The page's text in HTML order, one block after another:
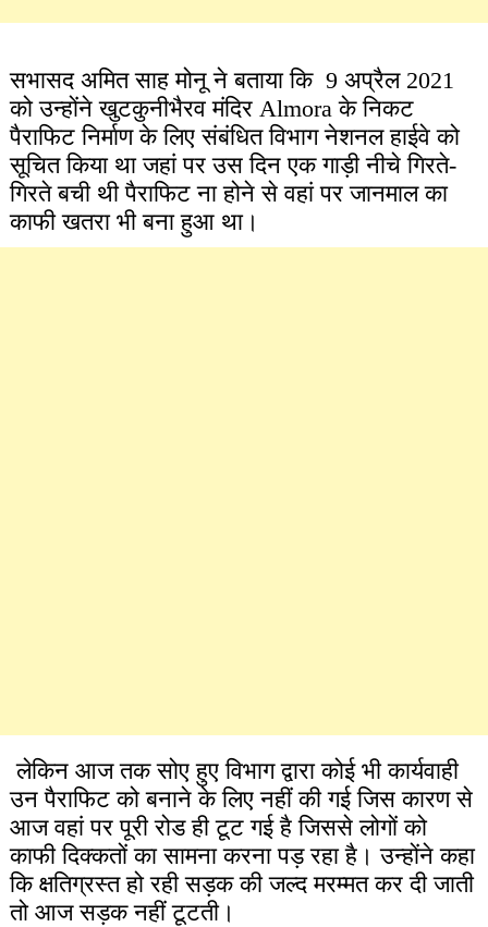
सभासद अमित साह मोनू ने बताया कि 9 अप्रैल 2021
को उन्होंने खुटकुनीभैरव मंदिर Almora के निकट
पैराफिट निर्माण के लिए संबंधित विभाग नेशनल हाईवे को
सूचित किया था जहां पर उस दिन एक गाड़ी नीचे गिरते-
गिरते बची थी पैराफिट ना होने से वहां पर जानमाल का
काफी खतरा भी बना हुआ था।
लेकिन आज तक सोए हुए विभाग द्वारा कोई भी कार्यवाही
उन पैराफिट को बनाने के लिए नहीं की गई जिस कारण से
आज वहां पर पूरी रोड ही टूट गई है जिससे लोगों को
काफी दिक्कतों का सामना करना पड़ रहा है। उन्होंने कहा
कि क्षतिग्रस्त हो रही सड़क की जल्द मरम्मत कर दी जाती
तो आज सड़क नहीं टूटती।